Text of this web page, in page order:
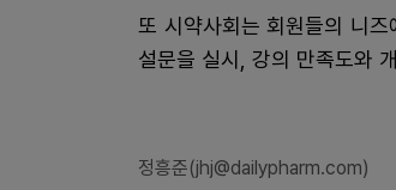
또 시약사회는 회원들의 니
설문을 실시, 강의 만족도와
정흥준(jhj@dailypharm.com)